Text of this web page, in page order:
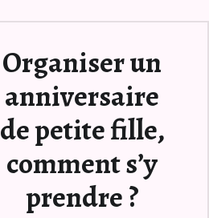
Organiser un
anniversaire
de petite fille,
comment s’y
prendre ?